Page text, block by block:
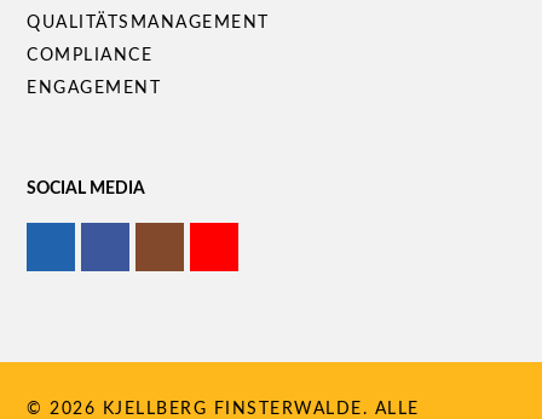
überspringen
QUALITÄTS­MANAGEMENT
COMPLIANCE
ENGAGEMENT
SOCIAL MEDIA
© 2026 KJELLBERG FINSTERWALDE. ALLE